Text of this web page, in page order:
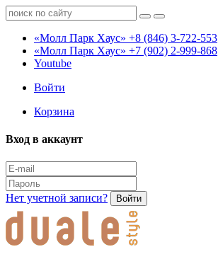
«Молл Парк Хаус» +8 (846) 3-722-553
«Молл Парк Хаус» +7 (902) 2-999-868
Youtube
Войти
Корзина
Вход в аккаунт
Нет учетной записи? Войти